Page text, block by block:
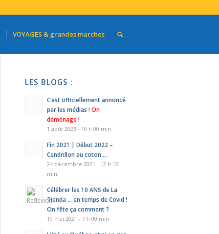
VOYAGES & grandes marches
LES BLOGS :
C’est officiellement annoncé
par les médias !On
déménage !
1 août 2023 - 10 h 00 min
Fin 2021 | Début 2022 –
Cendrillon au coton …
24 décembre 2021 - 12 h 12
min
Célébrer les 10 ANS de La
Tienda … en temps de Covid !
On fête ça comment ?
19 mai 2021 - 7 h 00 min